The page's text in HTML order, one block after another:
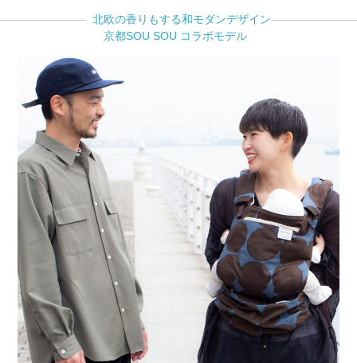
北欧の香りもする和モダンデザイン
京都SOU SOU コラボモデル